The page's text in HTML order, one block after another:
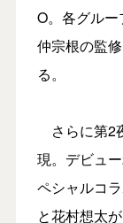
O。各グルー
仲宗根の監
る。
さらに第2
現。デビュ
ペシャルコ
と花村想太